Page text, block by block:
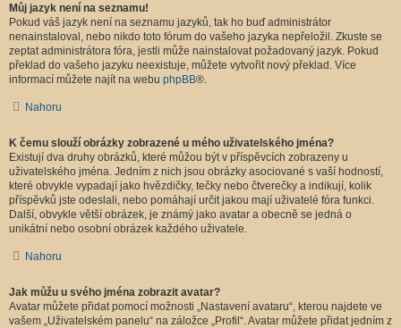
Můj jazyk není na seznamu!
Pokud váš jazyk není na seznamu jazyků, tak ho buď administrátor
nenainstaloval, nebo nikdo toto fórum do vašeho jazyka nepřeložil. Zkuste se
zeptat administrátora fóra, jestli může nainstalovat požadovaný jazyk. Pokud
překlad do vašeho jazyku neexistuje, můžete vytvořit nový překlad. Více
informací můžete najít na webu phpBB®.
Nahoru
K čemu slouží obrázky zobrazené u mého uživatelského jména?
Existují dva druhy obrázků, které můžou být v příspěvcích zobrazeny u
uživatelského jména. Jedním z nich jsou obrázky asociované s vaší hodností,
které obvykle vypadají jako hvězdičky, tečky nebo čtverečky a indikují, kolik
příspěvků jste odeslali, nebo pomáhají určit jakou mají uživatelé fóra funkci.
Další, obvykle větší obrázek, je známý jako avatar a obecně se jedná o
unikátní nebo osobní obrázek každého uživatele.
Nahoru
Jak můžu u svého jména zobrazit avatar?
Avatar můžete přidat pomocí možnosti „Nastavení avataru“, kterou najdete ve
vašem „Uživatelském panelu“ na záložce „Profil“. Avatar můžete přidat jedním z